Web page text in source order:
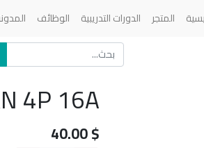
المتجر الدورات التدريبية الوظائف
4P 16A
$
40.00